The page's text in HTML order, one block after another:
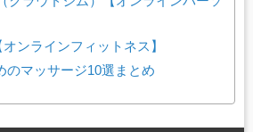
ンラインフィットネス】
のマッサージ10選まとめ